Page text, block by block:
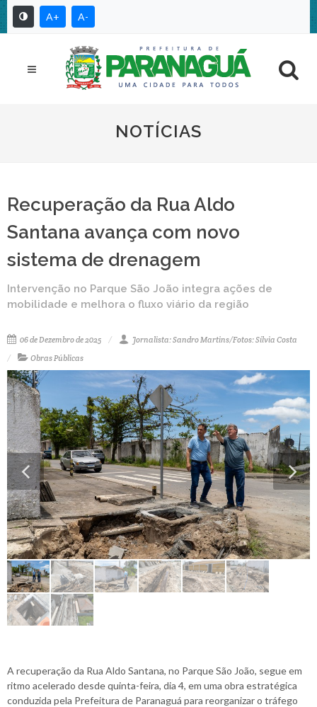
A+ A-
NOTÍCIAS
Recuperação da Rua Aldo
Santana avança com novo
sistema de drenagem
Intervenção no Parque São João integra ações de
mobilidade e melhora o fluxo viário da região
06 de Dezembro de 2025
Jornalista: Sandro Martins/Fotos: Sílvia Costa
Obras Públicas
A recuperação da Rua Aldo Santana, no Parque São João, segue em
ritmo acelerado desde quinta-feira, dia 4, em uma obra estratégica
conduzida pela Prefeitura de Paranaguá para reorganizar o tráfego